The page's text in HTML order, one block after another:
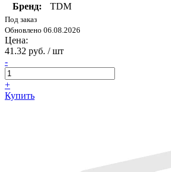
Бренд:
TDM
Под заказ
Обновлено 06.08.2026
Цена:
41.32 руб. / шт
-
+
Купить